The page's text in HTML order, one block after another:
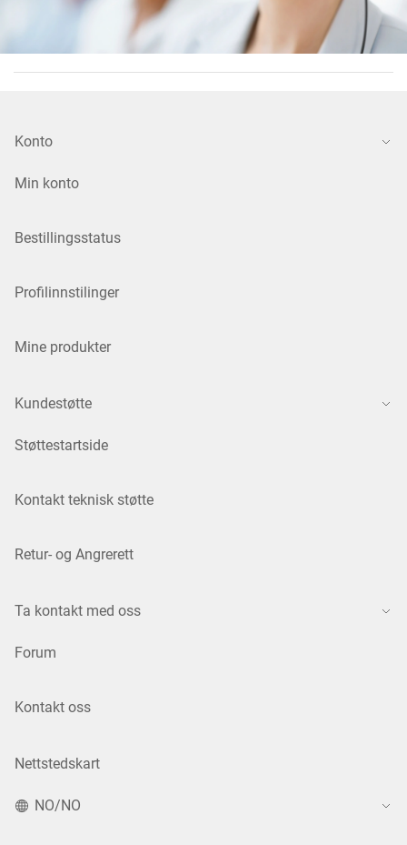
Konto
Min konto
Bestillingsstatus
Profilinnstilinger
Mine produkter
Kundestøtte
Støttestartside
Kontakt teknisk støtte
Retur- og Angrerett
Ta kontakt med oss
Forum
Kontakt oss
Nettstedskart
NO/NO